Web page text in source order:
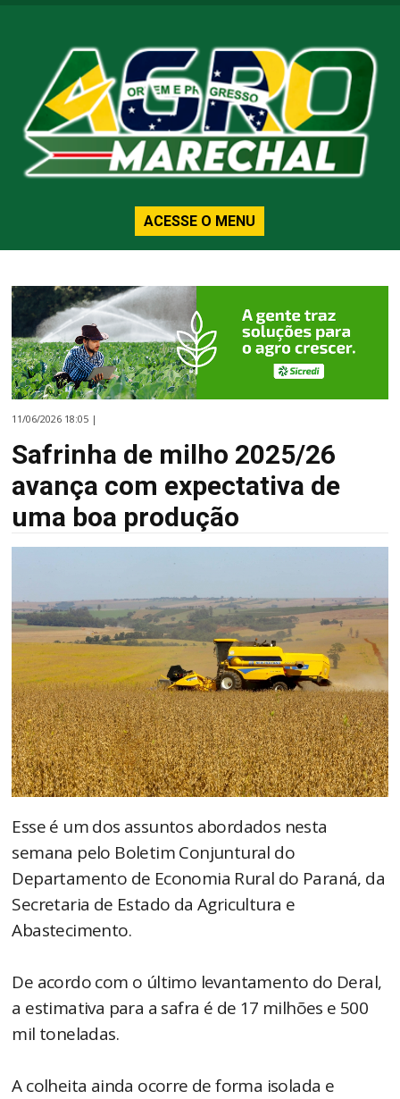
ACESSE O MENU
11/06/2026 18:05 |
Safrinha de milho 2025/26
avança com expectativa de
uma boa produção
Esse é um dos assuntos abordados nesta
semana pelo Boletim Conjuntural do
Departamento de Economia Rural do Paraná, da
Secretaria de Estado da Agricultura e
Abastecimento.
De acordo com o último levantamento do Deral,
a estimativa para a safra é de 17 milhões e 500
mil toneladas.
A colheita ainda ocorre de forma isolada e